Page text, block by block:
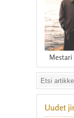
Mestari
Uudet